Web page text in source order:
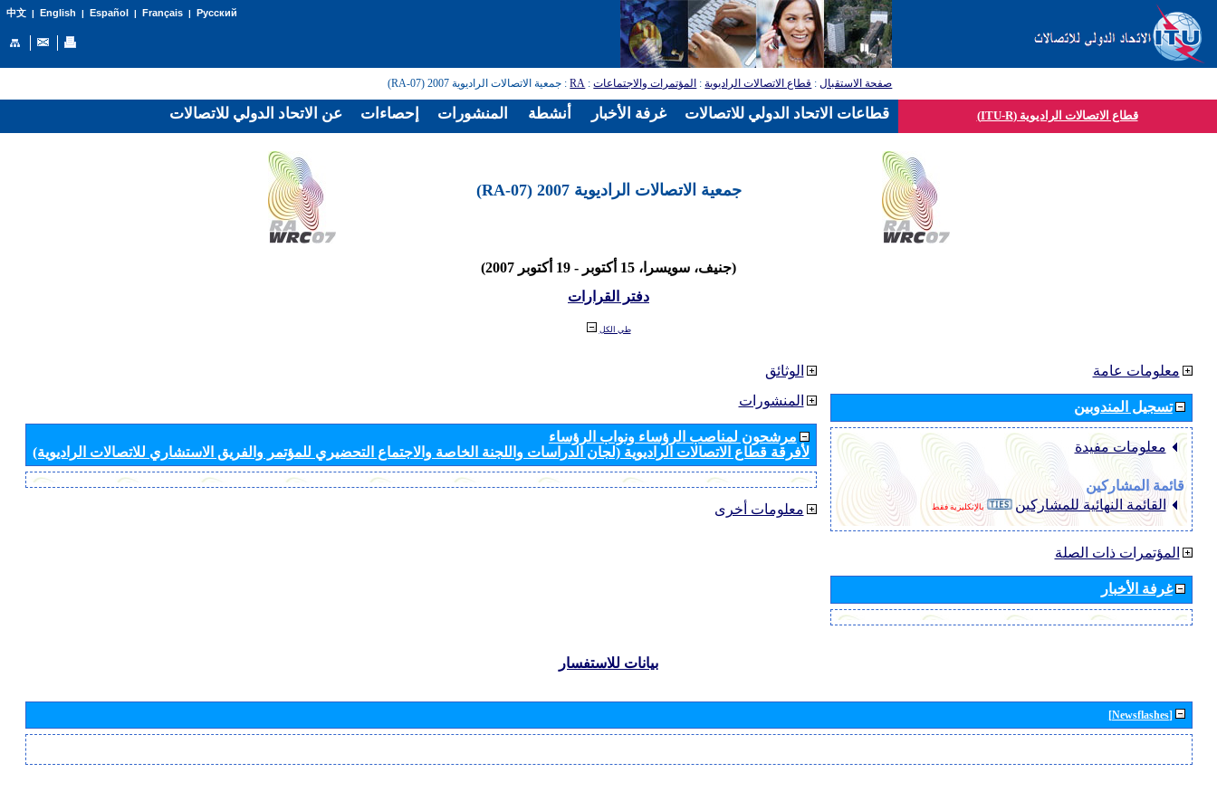
中文| English | Español | Français| Русский
صفحة الاستقبال: قطاع الاتصالات الراديوية: المؤتمرات والاجتماعات:
RA: جمعية الاتصالات الراديوية 2007 (RA-07)
قطاع الاتصالات الراديوية (ITU-R)
جمعية الاتصالات الراديوية 2007 (RA-07)
(جنيف، سويسرا، 15 أكتوبر - 19 أكتوبر 2007)
دفتر القرارات
طي الكل
الوثائق
المنشورات
مرشحون لمناصب الرؤساء ونواب الرؤساء
لأفرقة قطاع الاتصالات الراديوية (لجان الدراسات واللجنة الخاصة والاجتماع التحضيري للمؤتمر والفريق الاستشاري للاتصالات الراديوية)
معلومات أخرى
معلومات عامة
تسجيل المندوبين
معلومات مفيدة
قائمة المشاركين
القائمة النهائية للمشاركين
بالإنكليزية فقط
المؤتمرات ذات الصلة
غرفة الأخبار
بيانات للاستفسار
[Newsflashes]
عن الاتحاد الدولي للاتصالات إحصاءات المنشورات أنشطة غرفة الأخبار قطاعات الاتحاد الدولي للاتصالات